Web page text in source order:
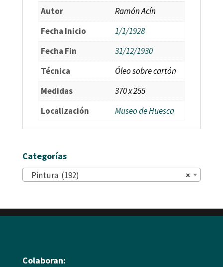
Autor
Ramón Acín
Fecha Inicio
1/1/1928
Fecha Fin
31/12/1930
Técnica
Óleo sobre cartón
Medidas
370 x 255
Localización
Museo de Huesca
Categorías
×
Pintura (192)
Colaboran: